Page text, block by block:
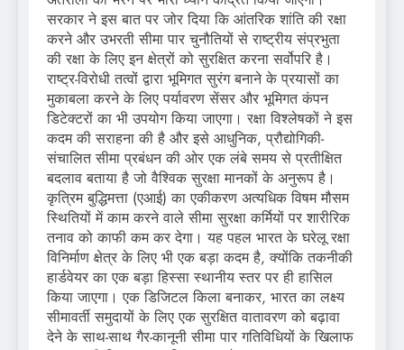
सरकार ने इस बात पर जोर दिया कि आंतरिक शांति की रक्षा
करने और उभरती सीमा पार चुनौतियों से राष्ट्रीय संप्रभुता
की रक्षा के लिए इन क्षेत्रों को सुरक्षित करना सर्वोपरि है।
राष्ट्र-विरोधी तत्वों द्वारा भूमिगत सुरंग बनाने के प्रयासों का
मुकाबला करने के लिए पर्यावरण सेंसर और भूमिगत कंपन
डिटेक्टरों का भी उपयोग किया जाएगा। रक्षा विश्लेषकों ने इस
कदम की सराहना की है और इसे आधुनिक, प्रौद्योगिकी-
संचालित सीमा प्रबंधन की ओर एक लंबे समय से प्रतीक्षित
बदलाव बताया है जो वैश्विक सुरक्षा मानकों के अनुरूप है।
कृत्रिम बुद्धिमत्ता (एआई) का एकीकरण अत्यधिक विषम मौसम
स्थितियों में काम करने वाले सीमा सुरक्षा कर्मियों पर शारीरिक
तनाव को काफी कम कर देगा। यह पहल भारत के घरेलू रक्षा
विनिर्माण क्षेत्र के लिए भी एक बड़ा कदम है, क्योंकि तकनीकी
हार्डवेयर का एक बड़ा हिस्सा स्थानीय स्तर पर ही हासिल
किया जाएगा। एक डिजिटल किला बनाकर, भारत का लक्ष्य
सीमावर्ती समुदायों के लिए एक सुरक्षित वातावरण को बढ़ावा
देने के साथ-साथ गैर-कानूनी सीमा पार गतिविधियों के खिलाफ